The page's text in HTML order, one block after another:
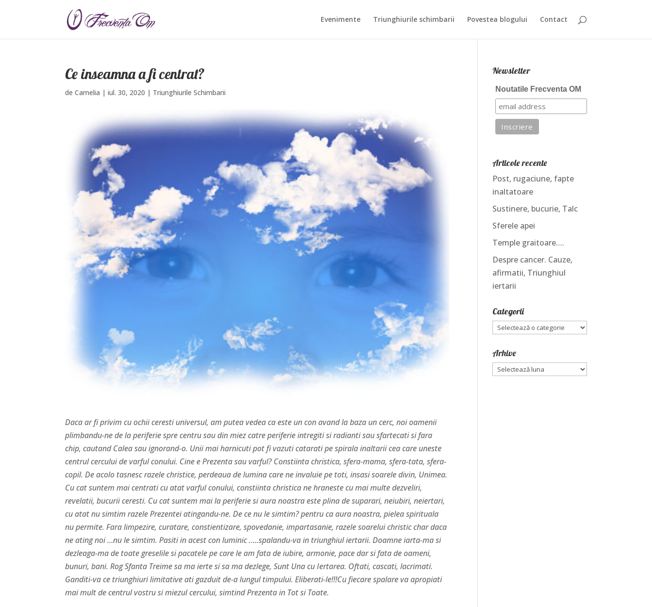
Evenimente Triunghiurile schimbarii Povestea blogului Contact
Ce inseamna a fi centrat?
deCamelia |iul. 30, 2020 | Triunghiurile Schimbarii
Daca ar fi privim cu ochii ceresti universul, am putea vedea ca este un con avand la baza un cerc, noi oamenii
plimbandu-ne de la periferie spre centru sau din miez catre periferie intregiti si radianti sau sfartecati si fara
chip, cautand Calea sau ignorand-o. Unii mai harnicuti pot fi vazuti catarati pe spirala inaltarii cea care uneste
centrul cercului de varful conului. Cine e Prezenta sau varful?Constiinta christica, sfera-mama, sfera-tata, sfera-
copil. De acolo tasnesc razele christice, perdeaua de lumina care ne invaluie pe toti, insasi soarele divin, Unimea.
Cu cat suntem mai centrati cu atat varful conului, constiinta christica ne hraneste cu mai multe dezveliri,
revelatii, bucurii ceresti. Cu cat suntem mai la periferie si aura noastra este plina de suparari, neiubiri, neiertari,
cu atat nu simtim razele Prezentei atingandu-ne. De ce nu le simtim? pentru ca aura noastra, pielea spirituala
nu permite. Fara limpezire, curatare, constientizare, spovedanie, impartasanie, razele soarelui christic char daca
ne ating noi …nu le simtim. Pasiti in acest con luminic …..spalandu-va in triunghiul iertarii. Doamne iarta-ma si
dezleaga-ma de toate greselile si pacatele pe care le am fata de iubire, armonie, pace dar si fata de oameni,
bunuri, bani. Rog Sfanta Treime sa ma ierte si sa ma dezlege, Sunt Una cu Iertarea. Oftati, cascati, lacrimati.
Ganditi-va ce triunghiuri limitative ati gazduit de-a lungul timpului. Eliberati-le!!!Cu fiecare spalare va apropiati
mai mult de centrul vostru si miezul cercului, simtind Prezenta in Tot si Toate.
Newsletter
Noutatile Frecventa OM
Articole recente
Post, rugaciune, fapte
inaltatoare
Sustinere, bucurie, Talc
Sferele apei
Temple graitoare….
Despre cancer. Cauze,
afirmatii, Triunghiul
iertarii
Categorii
Categorii
Arhive
Arhive